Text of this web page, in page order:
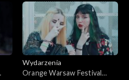
Wydarzenia
Orange Warsaw Festival